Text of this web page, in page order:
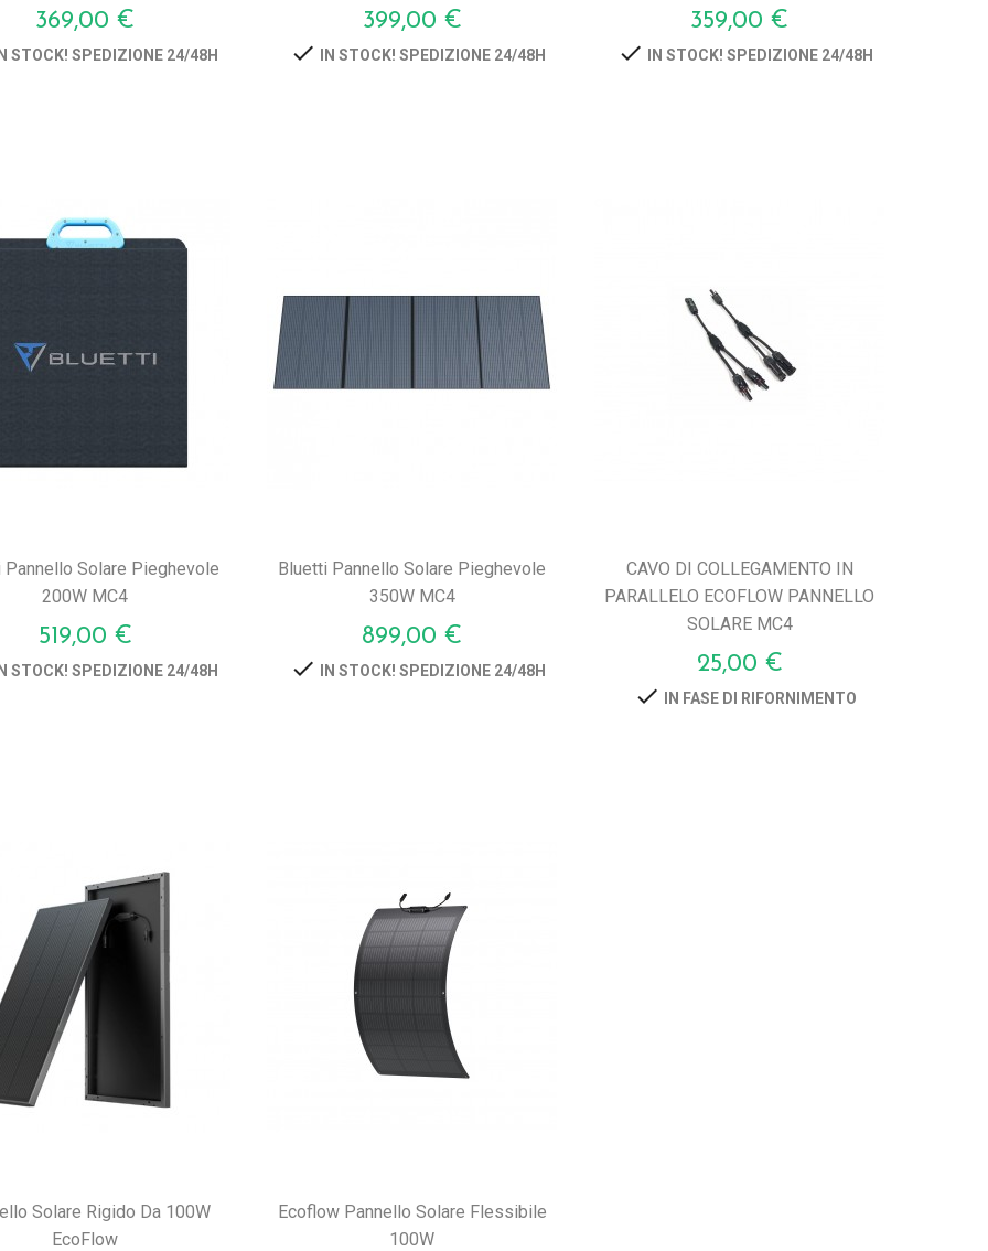
Prezzo
369,00 €
STOCK! SPEDIZIONE 24/48H
Prezzo
399,00 €
 IN STOCK! SPEDIZIONE 24/48H
Prezzo
359,00 €
 IN STOCK! SPEDIZIONE 24/48H
Pannello Solare Pieghevole
200W MC4
Prezzo
519,00 €
STOCK! SPEDIZIONE 24/48H
Bluetti Pannello Solare Pieghevole
350W MC4
Prezzo
899,00 €
 IN STOCK! SPEDIZIONE 24/48H
CAVO DI COLLEGAMENTO IN
PARALLELO ECOFLOW PANNELLO
SOLARE MC4
Prezzo
25,00 €
 IN FASE DI RIFORNIMENTO
Solare Rigido Da 100W
EcoFlow
Ecoflow Pannello Solare Flessibile
100W